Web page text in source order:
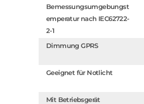
Bemessungsumgebungst
emperatur nach IEC62722-
2-1
Dimmung GPRS
Geeignet für Notlicht
Mit Betriebsgerät